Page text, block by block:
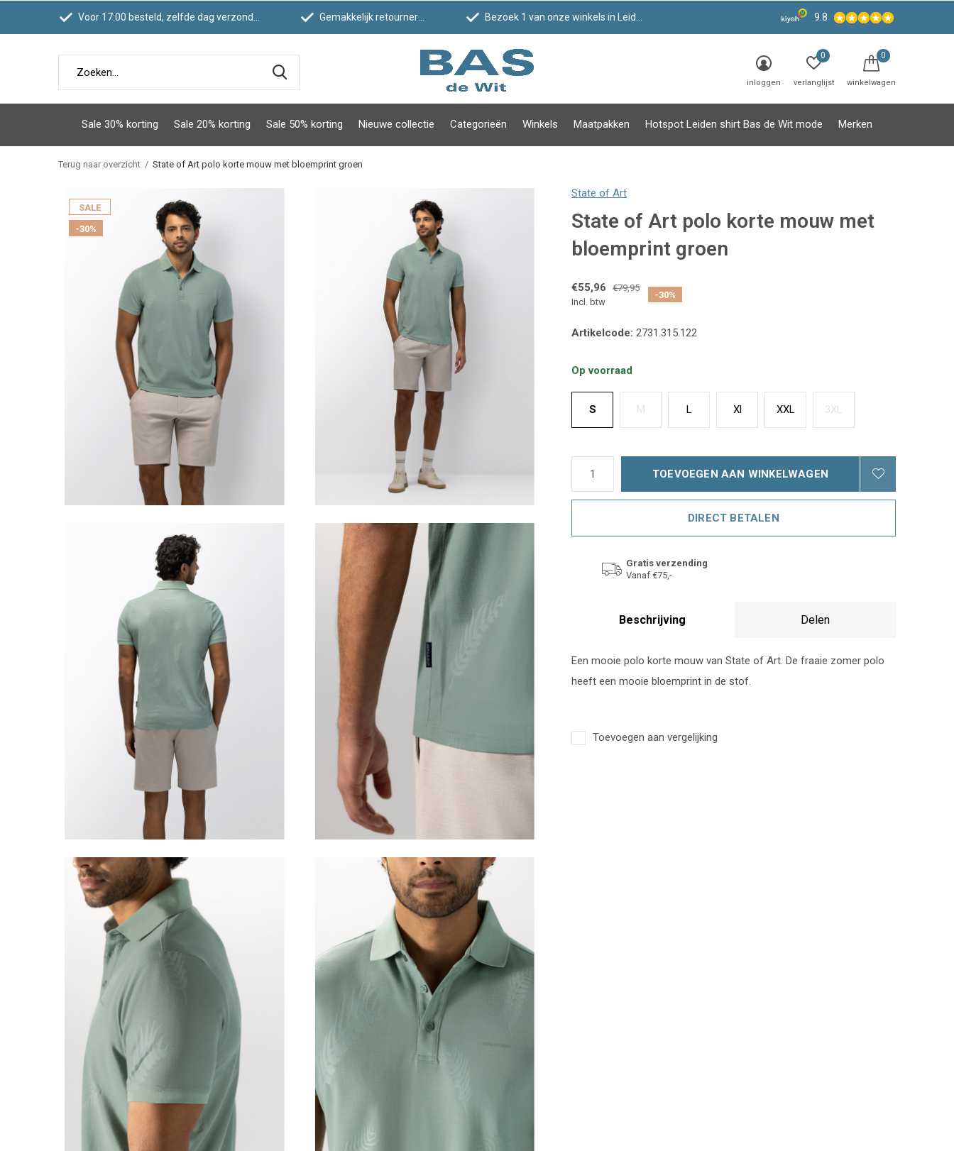
Sale 30% korting Sale 20% korting Sale 50% korting Nieuwe collectie Categorieën Winkels Maatpakken Hotspot Leiden shirt Bas de Wit mode Merken
inloggen verlanglijst
0
winkelwagen
0
Voor 17:00 besteld, zelfde dag verzonden Gemakkelijk retourneren Bezoek 1 van onze winkels in Leiden! 9.8
Terug naar overzicht State of Art polo korte mouw met bloemprint groen
SALE
-30%
State of Art
State of Art polo korte mouw met
bloemprint groen
€55,96
€79,95
Incl. btw
-30%
Artikelcode: 2731.315.122
Op voorraad
S M L Xl XXL 3XL
TOEVOEGEN AAN WINKELWAGEN
DIRECT BETALEN
Gratis verzending
Vanaf €75,-
Beschrijving Delen
Een mooie polo korte mouw van State of Art. De fraaie zomer polo
heeft een mooie bloemprint in de stof.
Toevoegen aan vergelijking